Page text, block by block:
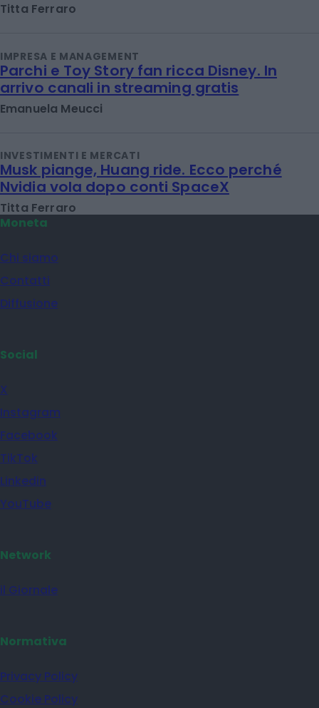
Titta Ferraro
IMPRESA E MANAGEMENT
Parchi e Toy Story fan ricca Disney. In
arrivo canali in streaming gratis
Emanuela Meucci
INVESTIMENTI E MERCATI
Musk piange, Huang ride. Ecco perché
Nvidia vola dopo conti SpaceX
Titta Ferraro
Moneta
Chi siamo
Contatti
Diffusione
Social
X
Instagram
Facebook
TikTok
Linkedin
YouTube
Network
il Giornale
Normativa
Privacy Policy
Cookie Policy